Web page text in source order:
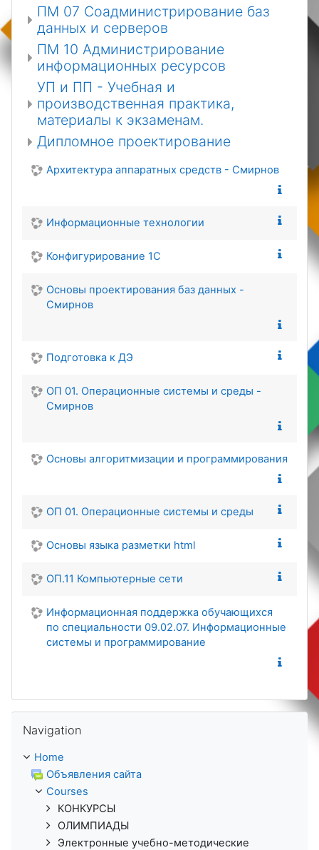
ПМ 07 Соадминистрирование баз
данных и серверов
ПМ 10 Администрирование
информационных ресурсов
УП и ПП - Учебная и
производственная практика,
материалы к экзаменам.
Дипломное проектирование
Архитектура аппаратных средств - Смирнов
Информационные технологии
Конфигурирование 1С
Основы проектирования баз данных -
Смирнов
Подготовка к ДЭ
ОП 01. Операционные системы и среды -
Смирнов
Основы алгоритмизации и программирования
ОП 01. Операционные системы и среды
Основы языка разметки html
ОП.11 Компьютерные сети
Информационная поддержка обучающихся
по специальности 09.02.07. Информационные
системы и программирование
Navigation
Home
Объявления сайта
Courses
КОНКУРСЫ
ОЛИМПИАДЫ
Электронные учебно-методические